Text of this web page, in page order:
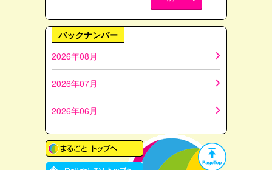
バックナンバー
2026年08月
2026年07月
2026年06月